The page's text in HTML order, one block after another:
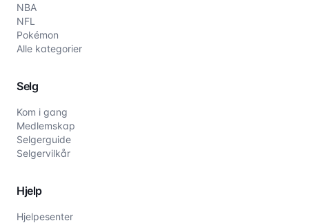
NBA
NFL
Pokémon
Alle kategorier
Selg
Kom i gang
Medlemskap
Selgerguide
Selgervilkår
Hjelp
Hjelpesenter